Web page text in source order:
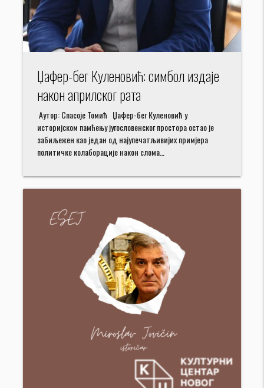
Џафер-бег Куленовић: симбол издаје
након априлског рата
Aутор: Спасоје Томић Џафер-бег Куленовић у
историјском памћењу југословенског простора остао је
забиљежен као један од најупечатљивијих примјера
политичке колаборације након слома…